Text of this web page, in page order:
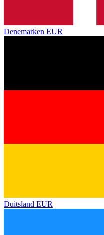
Denemarken EUR
Duitsland EUR